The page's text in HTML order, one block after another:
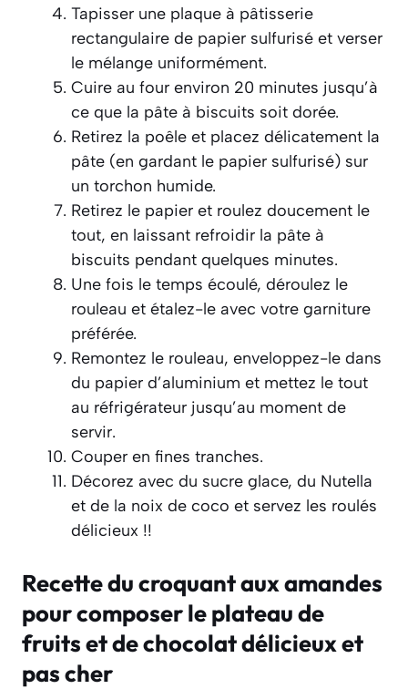
Tapisser une plaque à pâtisserie
rectangulaire de papier sulfurisé et verser
le mélange uniformément.
Cuire au four environ 20 minutes jusqu’à
ce que la pâte à biscuits soit dorée.
Retirez la poêle et placez délicatement la
pâte (en gardant le papier sulfurisé) sur
un torchon humide.
Retirez le papier et roulez doucement le
tout, en laissant refroidir la pâte à
biscuits pendant quelques minutes.
Une fois le temps écoulé, déroulez le
rouleau et étalez-le avec votre garniture
préférée.
Remontez le rouleau, enveloppez-le dans
du papier d’aluminium et mettez le tout
au réfrigérateur jusqu’au moment de
servir.
Couper en fines tranches.
Décorez avec du sucre glace, du Nutella
et de la noix de coco et servez les roulés
délicieux !!
Recette du croquant aux amandes
pour composer le plateau de
fruits et de chocolat délicieux et
pas cher